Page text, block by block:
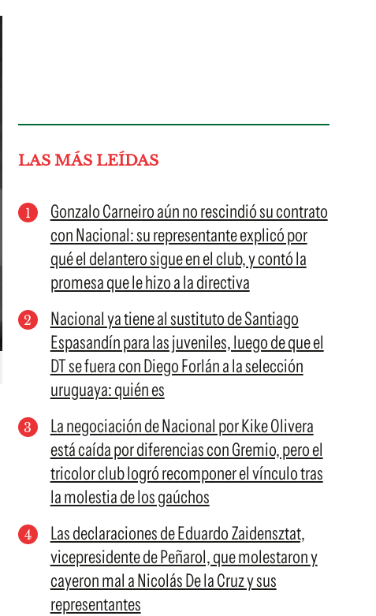
LAS MÁS LEÍDAS
Gonzalo Carneiro aún no rescindió su contrato
con Nacional: su representante explicó por
qué el delantero sigue en el club, y contó la
promesa que le hizo a la directiva
Nacional ya tiene al sustituto de Santiago
Espasandín para las juveniles, luego de que el
DT se fuera con Diego Forlán a la selección
uruguaya: quién es
La negociación de Nacional por Kike Olivera
está caída por diferencias con Gremio, pero el
tricolor club logró recomponer el vínculo tras
la molestia de los gaúchos
Las declaraciones de Eduardo Zaidensztat,
vicepresidente de Peñarol, que molestaron y
cayeron mal a Nicolás De la Cruz y sus
representantes